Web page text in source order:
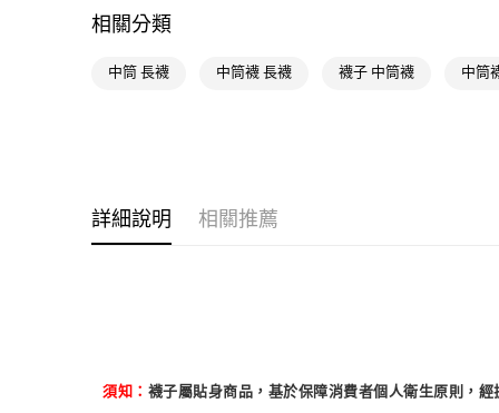
相關分類
中筒 長襪 中筒襪 長襪 襪子 中筒襪 中筒
詳細說明 相關推薦
須知： 襪子屬貼身商品，基於保障消費者個人衛生原則，